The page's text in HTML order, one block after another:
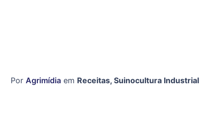
Por Agrimídia em Receitas, Suinocultura Industrial